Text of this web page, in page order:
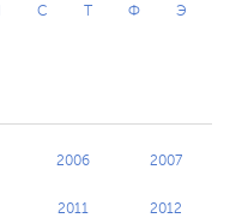
С Т Ф Э
2006 2007
2011 2012